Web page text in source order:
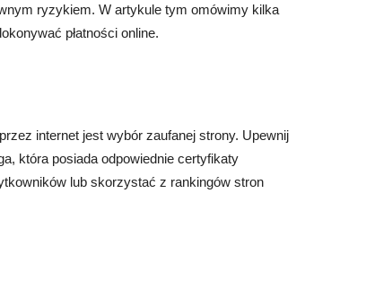
ryzykiem. W artykule tym omówimy kilka
płatności online.
internet jest wybór zaufanej strony. Upewnij
która posiada odpowiednie certyfikaty
lub skorzystać z rankingów stron